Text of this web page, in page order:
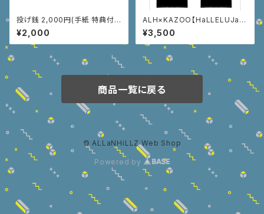
投げ銭 2,000円(手紙 特典付
き)
¥2,000
ALH×KAZOO【HaLLELUJaH
-ハレルヤ-50回記念T-shirt】
¥3,500
商品一覧に戻る
© ALLaNHiLLZ Web Shop
Powered by